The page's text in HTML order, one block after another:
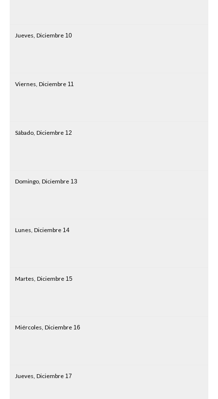
Jueves, Diciembre 10
Viernes, Diciembre 11
Sábado, Diciembre 12
Domingo, Diciembre 13
Lunes, Diciembre 14
Martes, Diciembre 15
Miércoles, Diciembre 16
Jueves, Diciembre 17